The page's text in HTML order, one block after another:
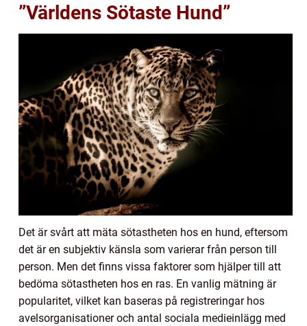
”Världens Sötaste Hund”
Det är svårt att mäta sötastheten hos en hund, eftersom
det är en subjektiv känsla som varierar från person till
person. Men det finns vissa faktorer som hjälper till att
bedöma sötastheten hos en ras. En vanlig mätning är
popularitet, vilket kan baseras på registreringar hos
avelsorganisationer och antal sociala medieinlägg med